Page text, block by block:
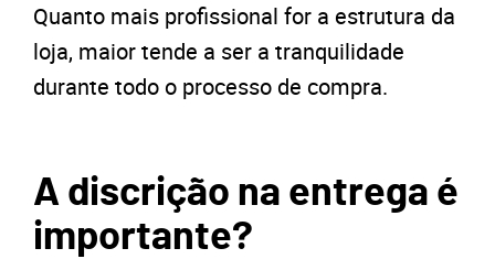
Quanto mais profissional for a estrutura da
loja, maior tende a ser a tranquilidade
durante todo o processo de compra.
A discrição na entrega é
importante?